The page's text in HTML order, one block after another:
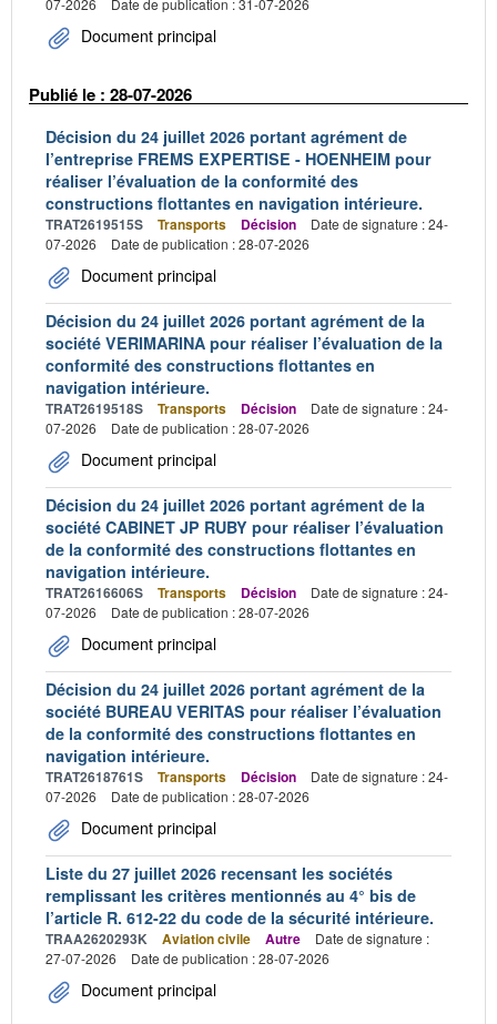
Document principal
Publié le : 28-07-2026
Décision du 24 juillet 2026 portant agrément de
l’entreprise FREMS EXPERTISE - HOENHEIM pour
réaliser l’évaluation de la conformité des
constructions flottantes en navigation intérieure.
TRAT2619515S Transports Décision
Date de signature : 24-
07-2026
Date de publication : 28-07-2026
Document principal
Décision du 24 juillet 2026 portant agrément de la
société VERIMARINA pour réaliser l’évaluation de la
conformité des constructions flottantes en
navigation intérieure.
TRAT2619518S Transports Décision
Date de signature : 24-
07-2026
Date de publication : 28-07-2026
Document principal
Décision du 24 juillet 2026 portant agrément de la
société CABINET JP RUBY pour réaliser l’évaluation
de la conformité des constructions flottantes en
navigation intérieure.
TRAT2616606S Transports Décision
Date de signature : 24-
07-2026
Date de publication : 28-07-2026
Document principal
Décision du 24 juillet 2026 portant agrément de la
société BUREAU VERITAS pour réaliser l’évaluation
de la conformité des constructions flottantes en
navigation intérieure.
TRAT2618761S Transports Décision
Date de signature : 24-
07-2026
Date de publication : 28-07-2026
Document principal
Liste du 27 juillet 2026 recensant les sociétés
remplissant les critères mentionnés au 4° bis de
l’article R. 612-22 du code de la sécurité intérieure.
TRAA2620293K Aviation civile Autre
Date de signature :
27-07-2026
Date de publication : 28-07-2026
Document principal